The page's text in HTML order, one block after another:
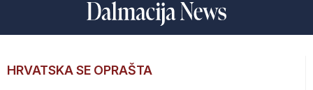
HRVATSKA SE OPRAŠTA